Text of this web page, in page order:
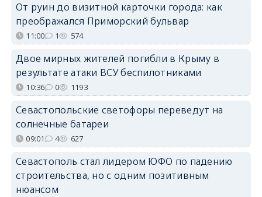
От руин до визитной карточки города: как
преображался Приморский бульвар
11:00 1 574
Двое мирных жителей погибли в Крыму в
результате атаки ВСУ беспилотниками
10:36 0 1193
Севастопольские светофоры переведут на
солнечные батареи
09:01 4 627
Севастополь стал лидером ЮФО по падению
строительства, но с одним позитивным
нюансом